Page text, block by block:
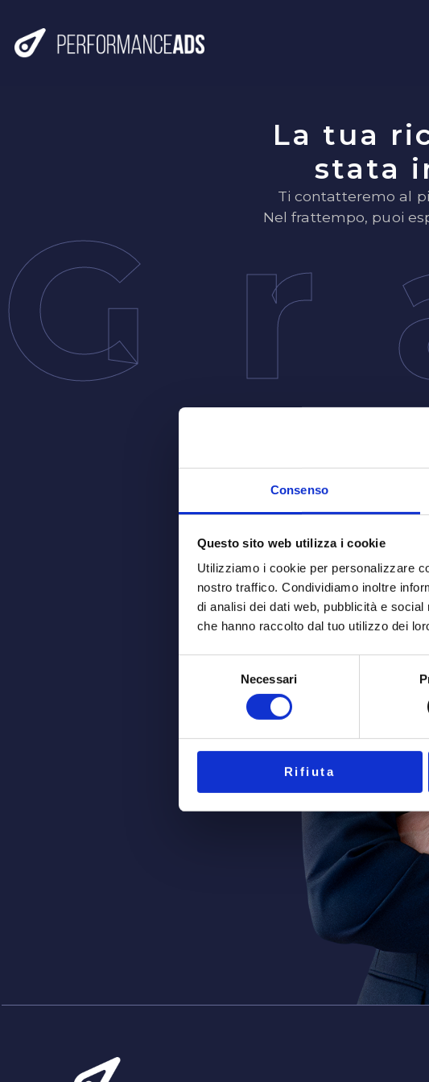
Consenso
Questo sito web utilizza i cookie
Utilizziamo i cookie per personalizzare
nostro traffico. Condividiamo inoltre
di analisi dei dati web, pubblicità e
che hanno raccolto dal tuo utilizzo dei
Necessari
Rifiuta
La tua
stata
Ti contatteremo al
Nel frattempo, puoi